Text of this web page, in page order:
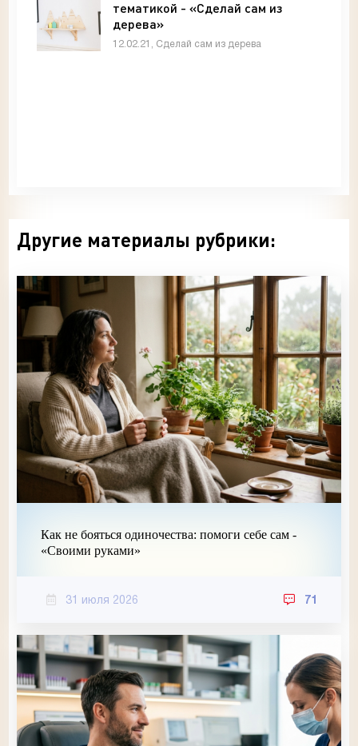
тематикой - «Сделай сам из
дерева»
12.02.21, Сделай сам из дерева
Другие материалы рубрики:
Как не бояться одиночества: помоги себе сам -
«Своими руками»
31 июля 2026 71